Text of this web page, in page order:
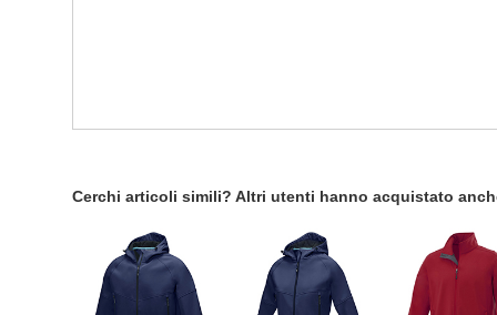
Cerchi articoli simili? Altri utenti hanno acquistato